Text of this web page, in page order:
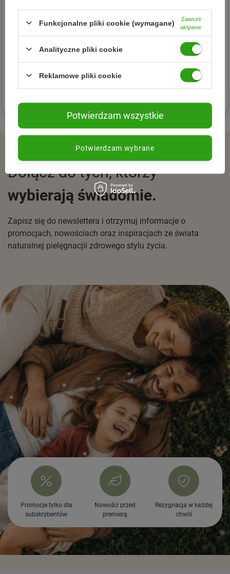
FINCK AYURVEDA
Finck Ayurveda − Ghee,
masło klarowane Bio − 220 g
FINCK AYURVEDA
FINCK AYURVEDA Masło
klarowane (Ghee) BIO 480g
ZAPISZ SIĘ DO NEWSLETTERA
Dołącz do tych, którzy
wybierają świadomie.
Zapisz się do newslettera i otrzymuj informacje o
promocjach, nowościach oraz inspiracjach ze świata
naturalnej pielęgnacjii zdrowego stylu życia.
Promocje tylko dla
subskrybentów
Nowości przed
premierą
Rezygnacja w każdej
chwili
Funkcjonalne pliki cookie (wymagane)
Zawsze
aktywne
Analityczne pliki cookie
Reklamowe pliki cookie
Potwierdzam wybrane
Potwierdzam wszystkie